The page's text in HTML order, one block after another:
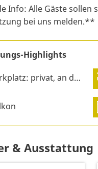
Info: Alle Gäste sollen
bei uns melden.**
Highlights
privat, an der Unterkunft
& Ausstattung